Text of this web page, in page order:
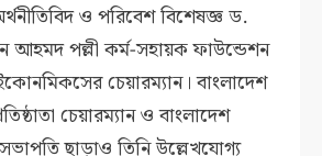
ও পরিবেশ বিশেষজ্ঞ ড.
আহমদ পল্লী কর্ম-সহায়ক ফাউন্ডেশন
চেয়ারম্যান। বাংলাদেশ
চেয়ারম্যান ও বাংলাদেশ
ছাড়াও তিনি উল্লেখযোগ্য